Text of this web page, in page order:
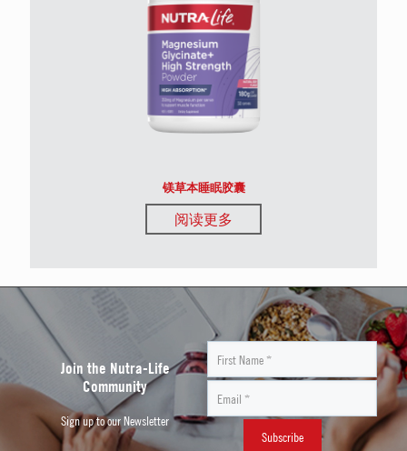
镁草本睡眠胶囊
阅读更多
Join the Nutra-Life
Community
Sign up to our Newsletter